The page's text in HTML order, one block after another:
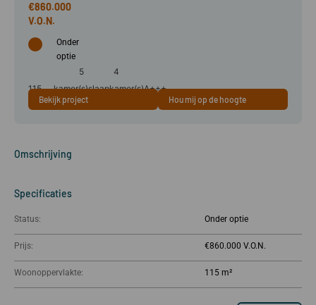
€860.000
Onder
optie
115
5
kamer(s)
4
slaapkamer(s)A+++
Bekijk project Hou mij op de hoogte
Omschrijving
Specificaties
Status: Onder optie
Prijs: €860.000
Woonoppervlakte: 115 m²